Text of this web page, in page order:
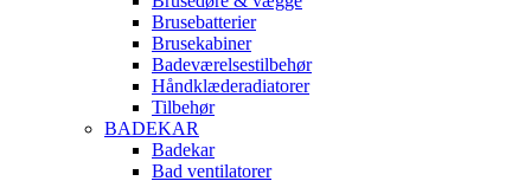
Brusebatterier
Brusekabiner
Badeværelsestilbehør
Håndklæderadiatorer
Tilbehør
BADEKAR
Badekar
Bad ventilatorer